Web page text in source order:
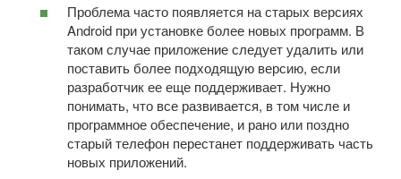
Проблема часто появляется на старых версиях
Android при установке более новых программ. В
таком случае приложение следует удалить или
поставить более подходящую версию, если
разработчик ее еще поддерживает. Нужно
понимать, что все развивается, в том числе и
программное обеспечение, и рано или поздно
старый телефон перестанет поддерживать часть
новых приложений.